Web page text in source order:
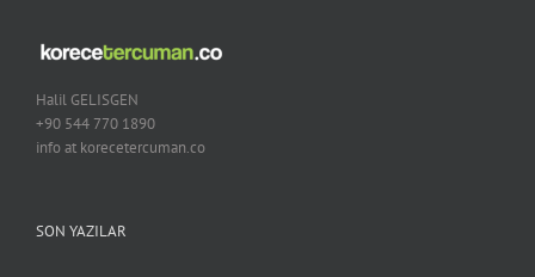
Halil GELISGEN
+90 544 770 1890
info at korecetercuman.co
SON YAZILAR